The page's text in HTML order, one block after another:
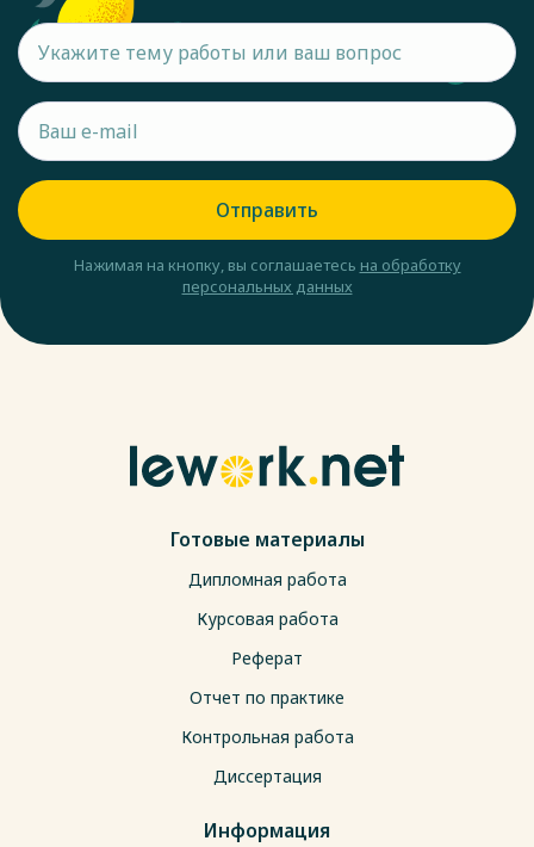
Отправить
Нажимая на кнопку, вы соглашаетесь на обработку
персональных данных
Готовые материалы
Дипломная работа
Курсовая работа
Реферат
Отчет по практике
Контрольная работа
Диссертация
Информация